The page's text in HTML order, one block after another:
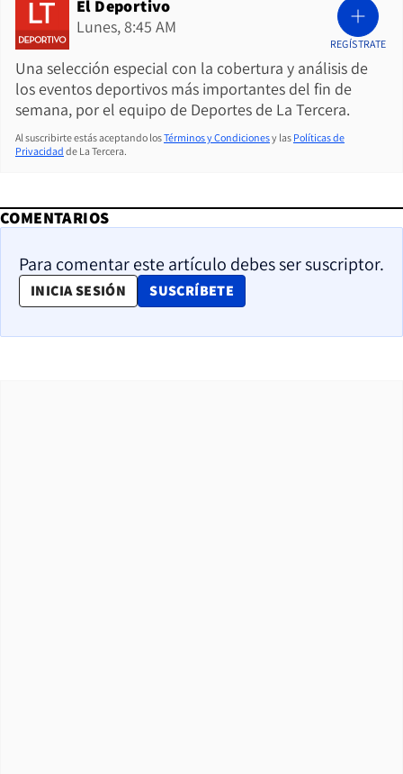
El Deportivo
Lunes, 8:45 AM
Una selección especial con la cobertura y análisis de
los eventos deportivos más importantes del fin de
semana, por el equipo de Deportes de La Tercera.
REGÍSTRATE
Al suscribirte estás aceptando losTérminos y Condicionesy las Políticas de
Privacidad de La Tercera.
COMENTARIOS
Para comentar este artículo debes ser suscriptor.
INICIA SESIÓN SUSCRÍBETE
OPENS IN NEW WINDOW